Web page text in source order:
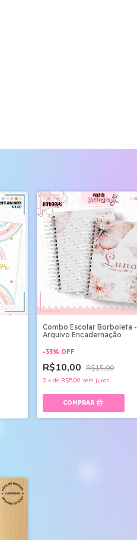
Combo Escolar Borboleta -
Arquivo Encadernação
-33% OFF
R$10,00 R$15,00
2 xde R$5,00 sem juros